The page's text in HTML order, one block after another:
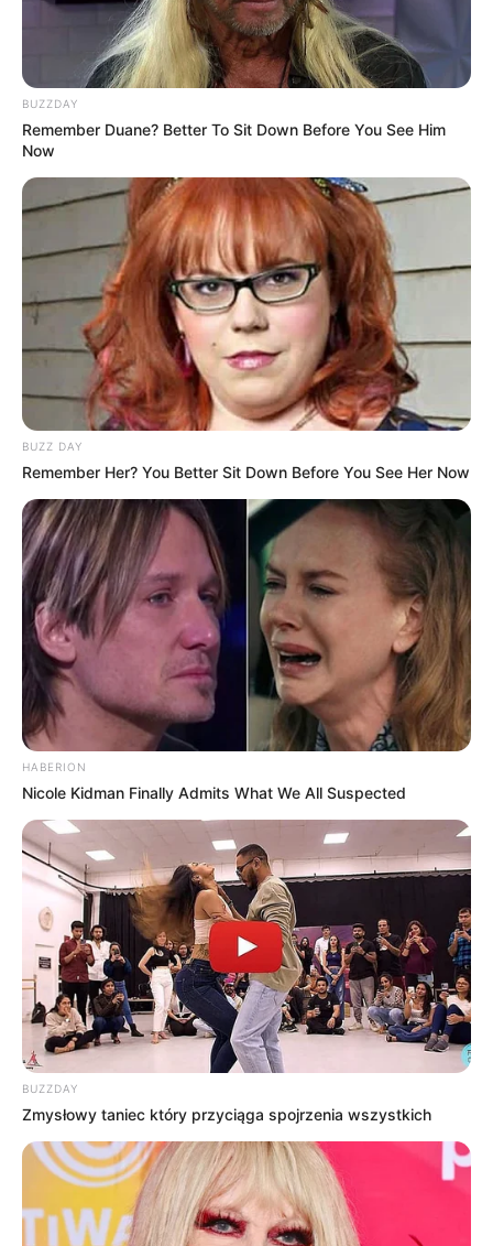
192
Druk
Kolor
źródło: Marvel / Hachette
OBSERWUJ NAS W GOOGLE NEWS, BY BYĆ NA
BIEŻĄCO!
Facebook Twitter Google+
Tagi: Kapitan Marvel Komiksy
Marvel
Superbohaterowie Marvela
BUZZDAY
Remember Duane? Better To Sit Down Before You See Him
Now
BUZZ DAY
Remember Her? You Better Sit Down Before You See Her Now
HABERION
Nicole Kidman Finally Admits What We All Suspected
BUZZDAY
Zmysłowy taniec który przyciąga spojrzenia wszystkich